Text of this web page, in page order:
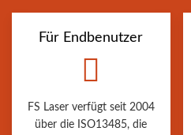
Für Endbenutzer
FS Laser verfügt seit 2004
über die ISO13485, die